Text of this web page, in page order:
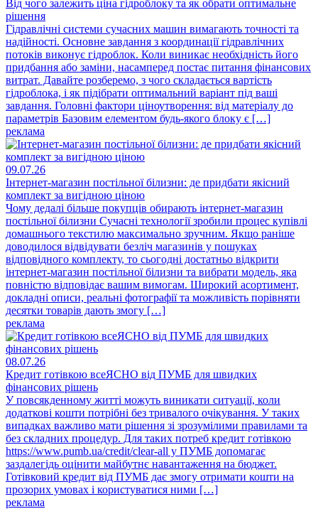
Від чого залежить ціна гідроблоку та як обрати оптимальне
рішення
Гідравлічні системи сучасних машин вимагають точності та
надійності. Основне завдання з координації гідравлічних
потоків виконує гідроблок. Коли виникає необхідність його
придбання або заміни, насамперед постає питання фінансових
витрат. Давайте розберемо, з чого складається вартість
гідроблока, і як підібрати оптимальний варіант під ваші
завдання. Головні фактори ціноутворення: від матеріалу до
параметрів Базовим елементом будь-якого блоку є […]
реклама
09.07.26
Інтернет-магазин постільної білизни: де придбати якісний
комплект за вигідною ціною
Чому дедалі більше покупців обирають інтернет-магазин
постільної білизни Сучасні технології зробили процес купівлі
домашнього текстилю максимально зручним. Якщо раніше
доводилося відвідувати безліч магазинів у пошуках
відповідного комплекту, то сьогодні достатньо відкрити
інтернет-магазин постільної білизни та вибрати модель, яка
повністю відповідає вашим вимогам. Широкий асортимент,
докладні описи, реальні фотографії та можливість порівняти
десятки товарів дають змогу […]
реклама
08.07.26
Кредит готівкою всеЯСНО від ПУМБ для швидких
фінансових рішень
У повсякденному житті можуть виникати ситуації, коли
додаткові кошти потрібні без тривалого очікування. У таких
випадках важливо мати рішення зі зрозумілими правилами та
без складних процедур. Для таких потреб кредит готівкою
https://www.pumb.ua/credit/clear-all у ПУМБ допомагає
заздалегідь оцінити майбутнє навантаження на бюджет.
Готівковий кредит від ПУМБ дає змогу отримати кошти на
прозорих умовах і користуватися ними […]
реклама